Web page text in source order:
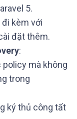
5.
đi kèm với
đặt thêm.
:
mà không
trong
ký thủ công tất